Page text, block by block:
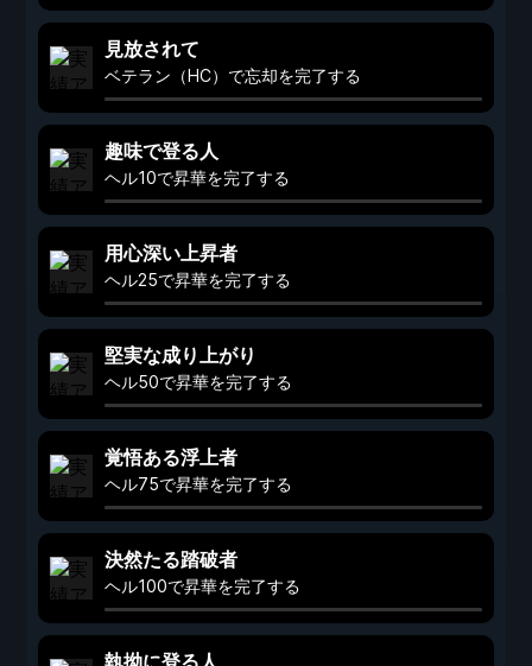
見放されて
ベテラン（HC）で忘却を完了する
趣味で登る人
ヘル10で昇華を完了する
用心深い上昇者
ヘル25で昇華を完了する
堅実な成り上がり
ヘル50で昇華を完了する
覚悟ある浮上者
ヘル75で昇華を完了する
決然たる踏破者
ヘル100で昇華を完了する
執拗に登る人